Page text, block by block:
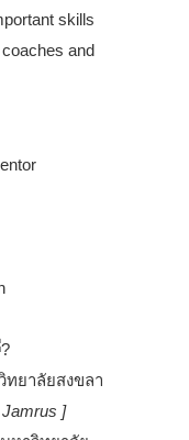
skills
and
ทยาลัยสงขลา
]